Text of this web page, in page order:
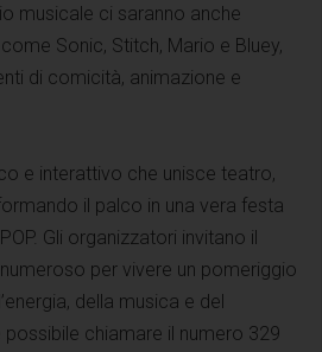
musicale ci saranno anche
Sonic, Stitch, Mario e Bluey,
di comicità, animazione e
e interattivo che unisce teatro,
il palco in una vera festa
Gli organizzatori invitano il
per vivere un pomeriggio
della musica e del
chiamare il numero 329